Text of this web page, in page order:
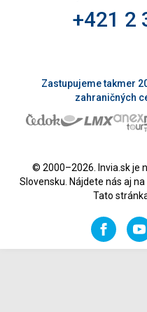
+421 2
Zastupujeme takmer
zahraničných
© 2000–2026. Invia.sk je
Slovensku. Nájdete nás aj na
Tato
Facebook